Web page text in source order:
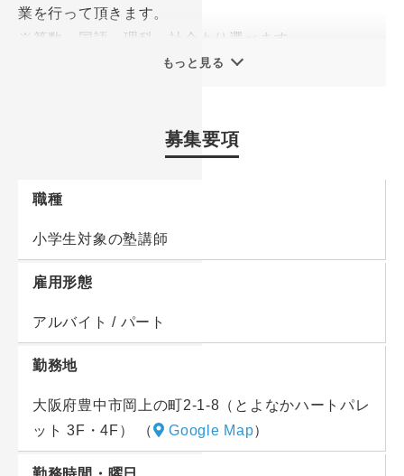
した学生生活を送りませんか？
おまかせするのは、受験を見据えた集団指導。
最初はテスト部分を担当する講師補助から始めていた
も大丈夫。
また、入社後の研修でもじっくり学べますよ！
業を行って頂きます。
※算数・国語・理科・社会より選べます
★通勤可能な近隣エリアの複数教室で授業があります
・テスト配布や出欠管理、試験中の監督業務
講師に昇格するまでの間は実際の授業に講師補助とし
て参加頂き、生徒さんへの指導法やテクニックを学ん
で頂きます。
授業参加以外にも勉強会や研修があるため、未経験や
バイトデビューの方でも安心して取り組んで頂けま
もっと見る
募集要項
職種
小学生対象の塾講師
雇用形態
アルバイト / パート
勤務地
大阪府豊中市岡上の町2-1-8（とよなかハートパレ
ット 3F・4F）
（ Google Map）